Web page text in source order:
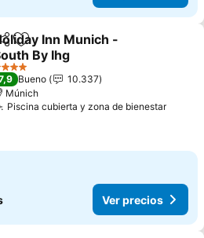
Agregar a favoritos
Inn Munich -
By Ihg
Bueno
10.337
Múnich
Piscina cubierta y zona de bienestar
Ver precios